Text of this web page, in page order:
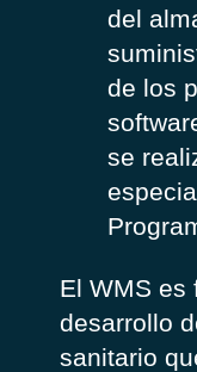
del
de los
se
El WMS es
desarrollo
sanitario